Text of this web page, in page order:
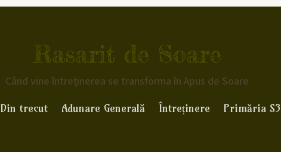
Rasarit de Soare
Când vine întreținerea se transforma în Apus de Soare
Din trecut Adunare Generală Întreținere Primăria S3